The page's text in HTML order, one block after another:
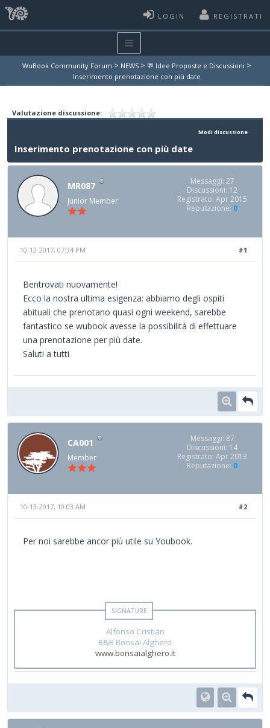
LOGIN REGISTRATI
WuBook Community Forum > NEWS > 💬 Idee Proposte e Discussioni >
Inserimento prenotazione con più date
Valutazione discussione:
Modi discussione
Inserimento prenotazione con più date
MR087
Junior Member
Messaggi: 27
Discussioni: 12
Registrato: Apr 2015
Reputazione: 0
#1
10-12-2017, 07:34 PM
Bentrovati nuovamente!
Ecco la nostra ultima esigenza: abbiamo degli ospiti
abituali che prenotano quasi ogni weekend, sarebbe
fantastico se wubook avesse la possibilità di effettuare
una prenotazione per più date.
Saluti a tutti
CA001
Member
Messaggi: 87
Discussioni: 14
Registrato: Apr 2013
Reputazione: 0
#2
10-13-2017, 10:03 AM
Per noi sarebbe ancor più utile su Youbook.
Alfonso Cristian
B&B Bonsai Alghero
www.bonsaialghero.it